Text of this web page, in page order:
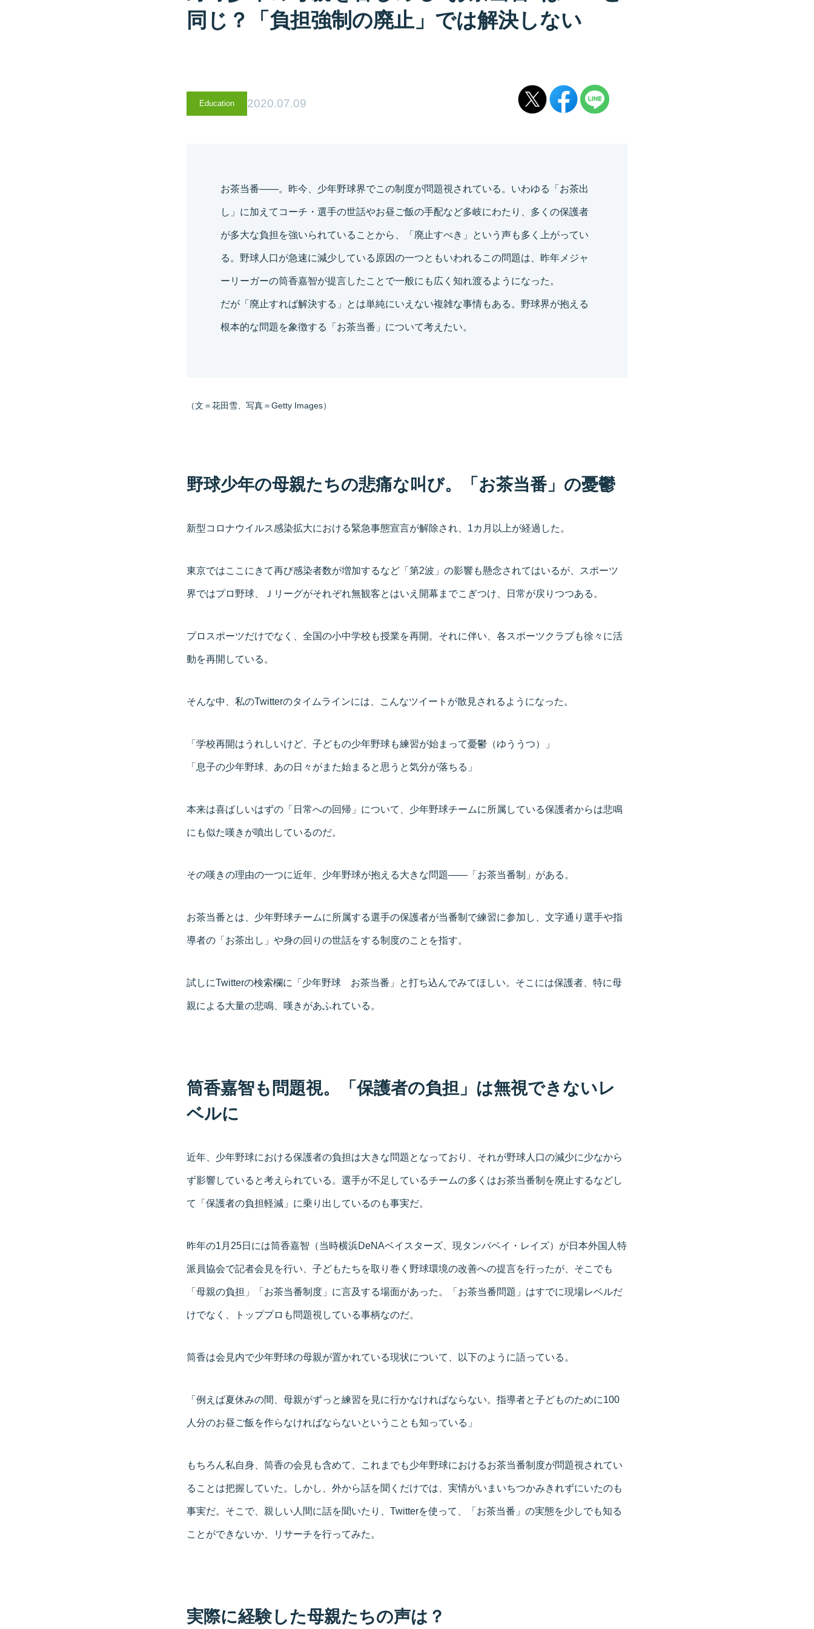
同じ？「負担強制の廃止」では解決しない
Education 2020.07.09
お茶当番――。昨今、少年野球界でこの制度が問題視されている。いわゆる「お茶出
し」に加えてコーチ・選手の世話やお昼ご飯の手配など多岐にわたり、多くの保護者
が多大な負担を強いられていることから、「廃止すべき」という声も多く上がってい
る。野球人口が急速に減少している原因の一つともいわれるこの問題は、昨年メジャ
ーリーガーの筒香嘉智が提言したことで一般にも広く知れ渡るようになった。
だが「廃止すれば解決する」とは単純にいえない複雑な事情もある。野球界が抱える
根本的な問題を象徴する「お茶当番」について考えたい。
（文＝花田雪、写真＝Getty Images）
野球少年の母親たちの悲痛な叫び。「お茶当番」の憂鬱
新型コロナウイルス感染拡大における緊急事態宣言が解除され、1カ月以上が経過した。
東京ではここにきて再び感染者数が増加するなど「第2波」の影響も懸念されてはいるが、スポーツ
界ではプロ野球、Ｊリーグがそれぞれ無観客とはいえ開幕までこぎつけ、日常が戻りつつある。
プロスポーツだけでなく、全国の小中学校も授業を再開。それに伴い、各スポーツクラブも徐々に活
動を再開している。
そんな中、私のTwitterのタイムラインには、こんなツイートが散見されるようになった。
「学校再開はうれしいけど、子どもの少年野球も練習が始まって憂鬱（ゆううつ）」
「息子の少年野球、あの日々がまた始まると思うと気分が落ちる」
本来は喜ばしいはずの「日常への回帰」について、少年野球チームに所属している保護者からは悲鳴
にも似た嘆きが噴出しているのだ。
その嘆きの理由の一つに近年、少年野球が抱える大きな問題――「お茶当番制」がある。
お茶当番とは、少年野球チームに所属する選手の保護者が当番制で練習に参加し、文字通り選手や指
導者の「お茶出し」や身の回りの世話をする制度のことを指す。
試しにTwitterの検索欄に「少年野球 お茶当番」と打ち込んでみてほしい。そこには保護者、特に母
親による大量の悲鳴、嘆きがあふれている。
筒香嘉智も問題視。「保護者の負担」は無視できないレ
ベルに
近年、少年野球における保護者の負担は大きな問題となっており、それが野球人口の減少に少なから
ず影響していると考えられている。選手が不足しているチームの多くはお茶当番制を廃止するなどし
て「保護者の負担軽減」に乗り出しているのも事実だ。
昨年の1月25日には筒香嘉智（当時横浜DeNAベイスターズ、現タンパベイ・レイズ）が日本外国人特
派員協会で記者会見を行い、子どもたちを取り巻く野球環境の改善への提言を行ったが、そこでも
「母親の負担」「お茶当番制度」に言及する場面があった。「お茶当番問題」はすでに現場レベルだ
けでなく、トッププロも問題視している事柄なのだ。
筒香は会見内で少年野球の母親が置かれている現状について、以下のように語っている。
「例えば夏休みの間、母親がずっと練習を見に行かなければならない。指導者と子どものために100
人分のお昼ご飯を作らなければならないということも知っている」
もちろん私自身、筒香の会見も含めて、これまでも少年野球におけるお茶当番制度が問題視されてい
ることは把握していた。しかし、外から話を聞くだけでは、実情がいまいちつかみきれずにいたのも
事実だ。そこで、親しい人間に話を聞いたり、Twitterを使って、「お茶当番」の実態を少しでも知る
ことができないか、リサーチを行ってみた。
実際に経験した母親たちの声は？